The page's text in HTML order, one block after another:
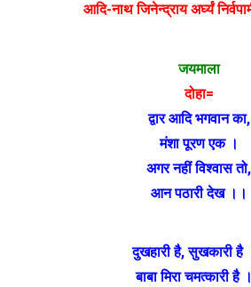
आदि-नाथ जिनेन्द्राय अर्घ्यं
जयमाला
दोहा=
द्वार आदि भगवान का,
मंशा पूरण एक ।
अगर नहीं विश्वास तो,
आन पठारी देख ।।
दुखहारी है,सुखकारी है
बाबा मिरा चमत्कारी है